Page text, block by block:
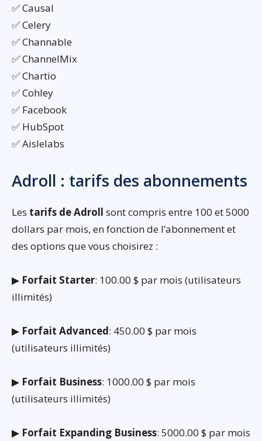
✅ Causal
✅ Celery
✅ Channable
✅ ChannelMix
✅ Chartio
✅ Cohley
✅ Facebook
✅ HubSpot
✅ Aislelabs
Adroll : tarifs des abonnements
Les tarifs de Adroll sont compris entre 100 et 5000
dollars par mois, en fonction de l’abonnement et
des options que vous choisirez :
▶ Forfait Starter: 100.00 $ par mois (utilisateurs
illimités)
▶ Forfait Advanced: 450.00 $ par mois
(utilisateurs illimités)
▶ Forfait Business: 1000.00 $ par mois
(utilisateurs illimités)
▶ Forfait Expanding Business: 5000.00 $ par mois